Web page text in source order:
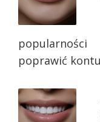
poprawić